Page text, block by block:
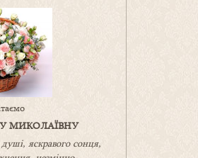
МИКОЛАЇВНУ
яскравого сонця,